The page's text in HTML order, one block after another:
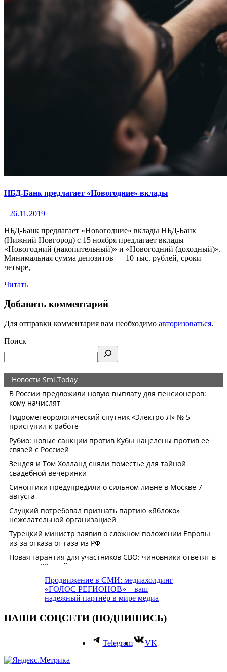
НБД-Банк предлагает «Новогодние» вклады
26.11.2019
НБД-Банк предлагает «Новогодние» вклады НБД-Банк
(Нижний Новгород) с 15 ноября предлагает вклады
«Новогодний (накопительный)» и «Новогодний (доходный)».
Минимальная сумма депозитов — 10 тыс. рублей, сроки —
четыре,
Читать
Добавить комментарий
Для отправки комментария вам необходимо авторизоваться.
Поиск
Продвижение в СМИ: медиахолдинг
«ГОЛОС РЕГИОНОВ» – ваш
надежный партнёр в мире медиа
НАШИ СОЦСЕТИ (ПОДПИШИСЬ)
Telegram VK